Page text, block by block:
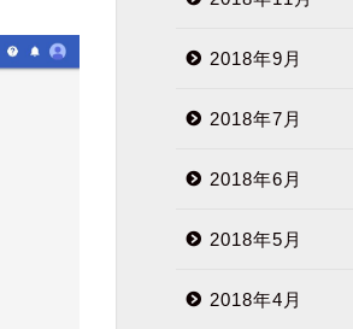
2018年9月
2018年7月
2018年6月
2018年5月
2018年4月